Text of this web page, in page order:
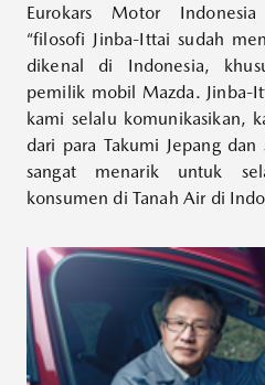
Eurokars Motor
“filosofi Jinba-Ittai sudah
dikenal di Indonesia,
pemilik mobil Mazda. Jinba-
kami selalu komunikasikan,
dari para Takumi Jepang
sangat menarik untuk
konsumen di Tanah Air di